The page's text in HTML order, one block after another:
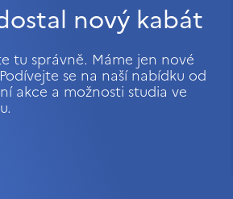
nový kabát
tu správně. Máme jen nové
se na naší nabídku od
akce a možnosti studia ve